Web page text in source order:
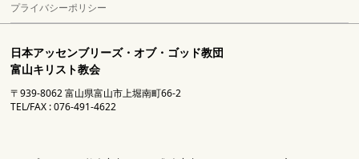
プライバシーポリシー
日本アッセンブリーズ・オブ・ゴッド教団
富山キリスト教会
〒939-8062 富山県富山市上堀南町66-2
TEL/FAX : 076-491-4622